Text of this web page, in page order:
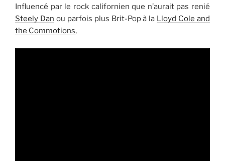
Influencé par le rock californien que n’aurait pas renié
Steely Dan ou parfois plus Brit-Pop à la Lloyd Cole and
the Commotions,